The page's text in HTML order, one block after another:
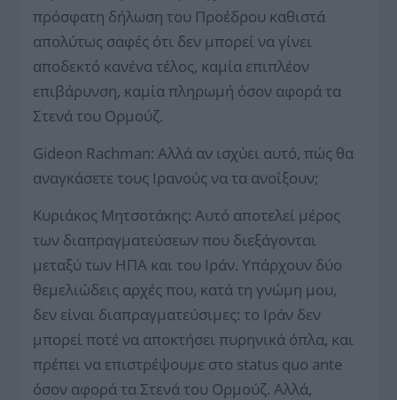
πρόσφατη δήλωση του Προέδρου καθιστά
απολύτως σαφές ότι δεν μπορεί να γίνει
αποδεκτό κανένα τέλος, καμία επιπλέον
επιβάρυνση, καμία πληρωμή όσον αφορά τα
Στενά του Ορμούζ.
Gideon Rachman: Αλλά αν ισχύει αυτό, πώς θα
αναγκάσετε τους Ιρανούς να τα ανοίξουν;
Κυριάκος Μητσοτάκης: Αυτό αποτελεί μέρος
των διαπραγματεύσεων που διεξάγονται
μεταξύ των ΗΠΑ και του Ιράν. Υπάρχουν δύο
θεμελιώδεις αρχές που, κατά τη γνώμη μου,
δεν είναι διαπραγματεύσιμες: το Ιράν δεν
μπορεί ποτέ να αποκτήσει πυρηνικά όπλα, και
πρέπει να επιστρέψουμε στο status quo ante
όσον αφορά τα Στενά του Ορμούζ. Αλλά,